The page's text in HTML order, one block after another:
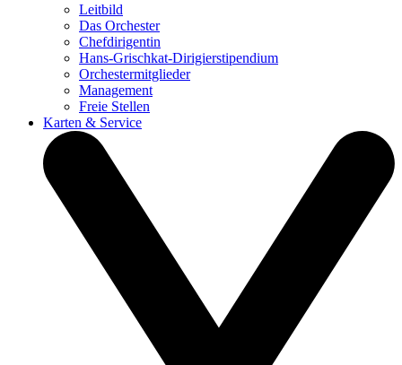
Leitbild
Das Orchester
Chefdirigentin
Hans-Grischkat-Dirigierstipendium
Orchestermitglieder
Management
Freie Stellen
Karten & Service